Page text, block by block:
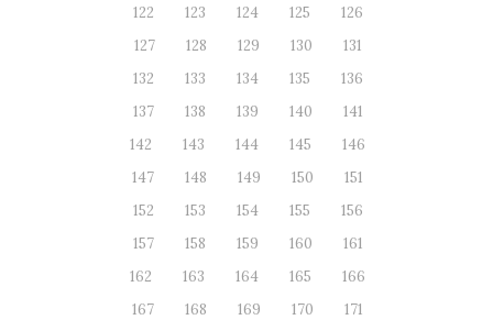
122
123 124 125
126
127
128 129 130
131
132
133 134 135
136
137
138 139 140
141
142
143 144 145
146
147
148 149 150
151
152
153 154 155
156
157
158 159 160
161
162
163 164 165
166
167
168 169 170
171